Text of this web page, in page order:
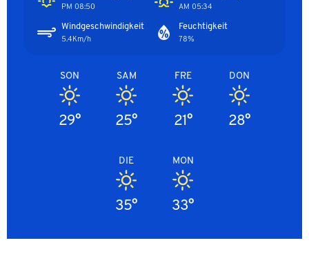
05:34 AM
08:50 PM
Feuchtigkeit
78%
Windgeschwindigkeit
5.4Km/h
DON
28°
FRE
21°
SAM
25°
SON
29°
MON
33°
DIE
35°